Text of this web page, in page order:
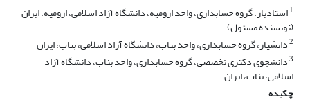
1استادیار، گروه حسابداری، واحد ارومیه، دانشگاه آزاد اسلامی، ارومیه، ایران
(نویسنده مسئول)
2دانشیار، گروه حسابداری، واحد بناب، دانشگاه آزاد اسلامی، بناب، ایران
3دانشجوی دکتری تخصصی، گروه حسابداری، واحد بناب، دانشگاه آزاد
اسلامی، بناب، ایران
چکیده